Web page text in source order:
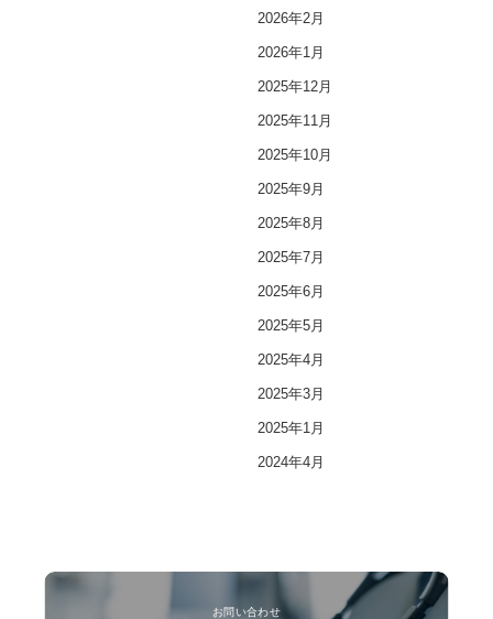
2026年2月
2026年1月
2025年12月
2025年11月
2025年10月
2025年9月
2025年8月
2025年7月
2025年6月
2025年5月
2025年4月
2025年3月
2025年1月
2024年4月
お問い合わせ